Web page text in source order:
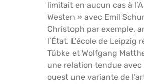
limitait en aucun cas à
Westen » avec Emil
Christoph par exemple,
l’État. L’école de
Tübke et Wolfgang
une relation tendue
ouest une variante de